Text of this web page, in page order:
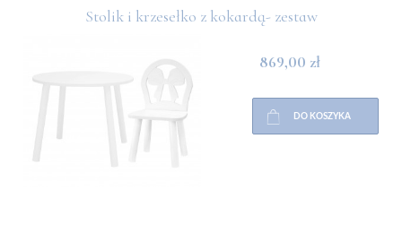
Stolik i krzesełko z kokardą- zestaw
869,00 zł
DO KOSZYKA